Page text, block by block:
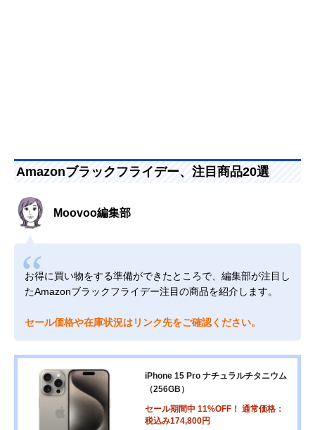
Amazonブラックフライデー、注目商品20選
Moovoo編集部
お得に買い物をする準備ができたところで、編集部が注目し
たAmazonブラックフライデー注目の商品を紹介します。
セール価格や在庫状況はリンク先をご確認ください。
iPhone 15 Pro ナチュラルチタニウム
（256GB）
セール期間中 11%OFF！ 通常価格：
税込み174,800円